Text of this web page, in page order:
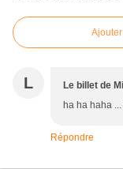
L Le billet de
ha ha haha
Répondre